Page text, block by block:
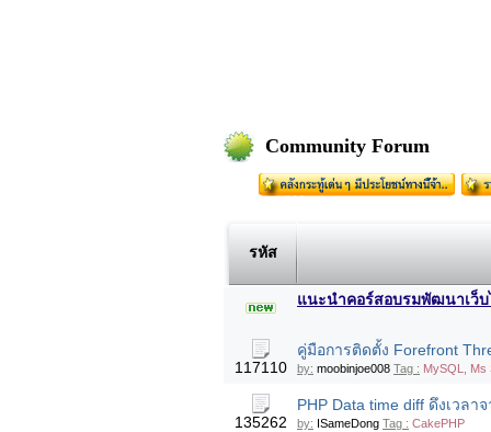
Community Forum
รหัส
แนะนำคอร์สอบรมพัฒนาเว็บ
117110
คู่มือการติดตั้ง Forefront
by: moobinjoe008 Tag : MySQL, Ms
135262
PHP Data time diff ดึงเวล
by: ISameDong Tag : CakePHP